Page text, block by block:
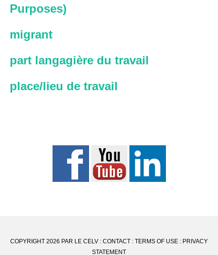
Purposes)
migrant
part langagière du travail
place/lieu de travail
COPYRIGHT 2026 PAR LE CELV : CONTACT : TERMS OF USE : PRIVACY
STATEMENT